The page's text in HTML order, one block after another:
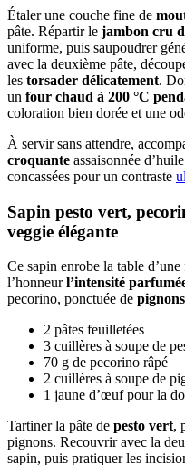
Étaler une couche fine de
pâte. Répartir le jambon cru
uniforme, puis saupoudrer
avec la deuxième pâte,
les torsader délicatement.
un four chaud à 200 °C
coloration bien dorée et une
À servir sans attendre,
croquante assaisonnée
concassées pour un contraste
Sapin pesto vert,
veggie élégante
Ce sapin enrobe la table
l’honneurl’intensité
pecorino, ponctuée de
2 pâtes feuilletées
3 cuillères à soupe de
70 g de pecorino râpé
2 cuillères à soupe de
1 jaune d’œuf pour la
Tartiner la pâte de pesto vert,
pignons. Recouvrir avec la
sapin, puis pratiquer les